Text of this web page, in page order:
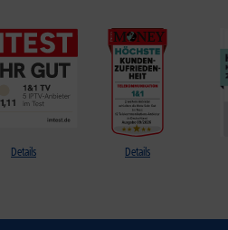
Details Details